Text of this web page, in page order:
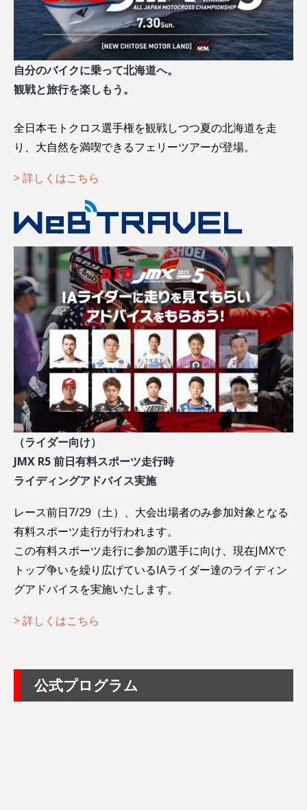
自分のバイクに乗って北海道へ。
観戦と旅行を楽しもう。
全日本モトクロス選手権を観戦しつつ夏の北海道を走
り、大自然を満喫できるフェリーツアーが登場。
> 詳しくはこちら
（ライダー向け）
JMX R5 前日有料スポーツ走行時
ライディングアドバイス実施
レース前日7/29（土）、大会出場者のみ参加対象となる
有料スポーツ走行が行われます。
この有料スポーツ走行に参加の選手に向け、現在JMXで
トップ争いを繰り広げているIAライダー達のライディン
グアドバイスを実施いたします。
> 詳しくはこちら
公式プログラム